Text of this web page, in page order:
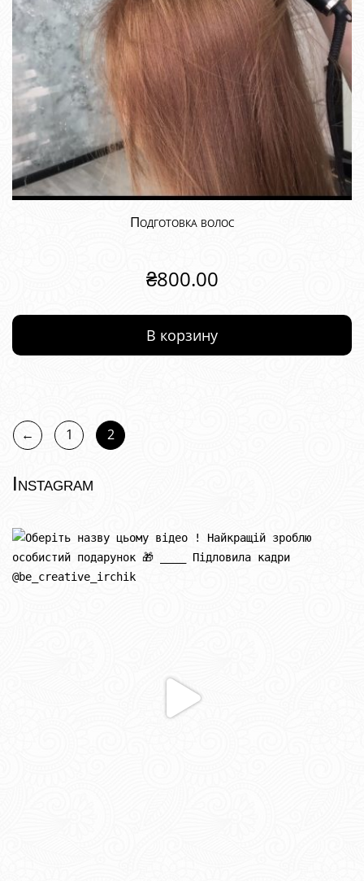
Подготовка волос
₴800.00
В корзину
← 1 2
Instagram